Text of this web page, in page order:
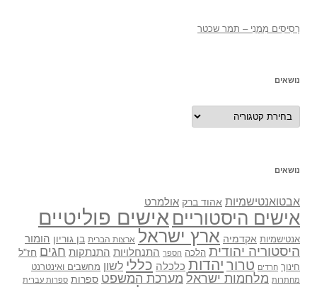
רְסִיסִים מִמֶנִי – תמר שכטר
נושאים
נושאים
נושאים
אבטואנטישמיות אהוד ברק אולמרט
אישים היסטוריים אישים פוליטיים
אנטישמיות אקדמיה ארץ ישראל ארצות הברית בן גוריון הומור
היסטוריה יהודית הלכה הספר התנחלויות התנתקות חגים חז"ל
חינוך חרדים טרור יהדות כלכלה כללי לשון מחשבים ואינטרנט
מחתרות מלחמות ישראל מערכת המשפט ספרות ספרות עברית